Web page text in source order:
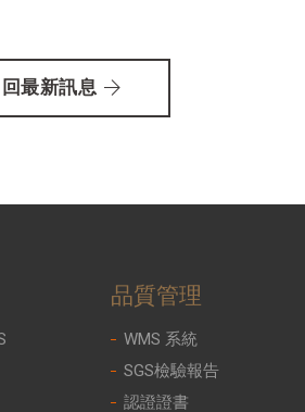
回最新訊息
品質管理
WMS 系統
SGS檢驗報告
認證證書